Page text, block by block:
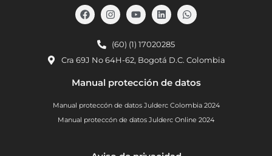
(60) (1) 17020285
Cra 69J No 64H-62, Bogotá D.C. Colombia
Manual protección de datos
Manual proteccón de datos Julderc Colombia 2024
Manual proteccón de datos Julderc Online 2024